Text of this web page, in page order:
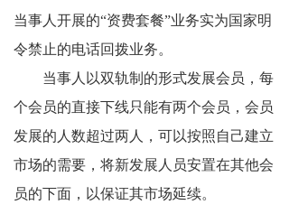
当事人开展的“资费套餐”业务实为国家明
令禁止的电话回拨业务。
当事人以双轨制的形式发展会员，每
个会员的直接下线只能有两个会员，会员
发展的人数超过两人，可以按照自己建立
市场的需要，将新发展人员安置在其他会
员的下面，以保证其市场延续。